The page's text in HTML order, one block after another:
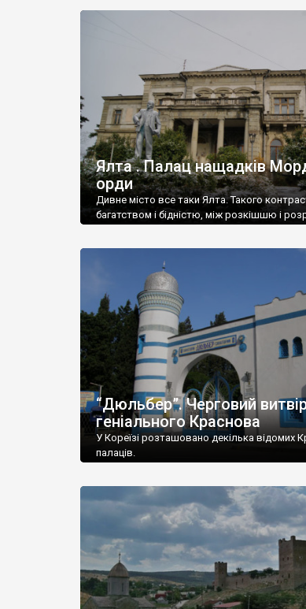
Ялта . Палац нащадків
орди
Дивне місто все таки Ялта. Такого
багатством і бідністю, між розкішшю і
“Дюльбер”. Черговий
геніального Краснова
У Кореїзі розташовано декілька відомих
палаців.